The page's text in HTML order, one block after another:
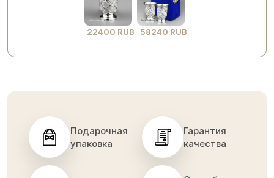
22400 RUB 58240 RUB
Подарочная
упаковка
Гарантия
качества